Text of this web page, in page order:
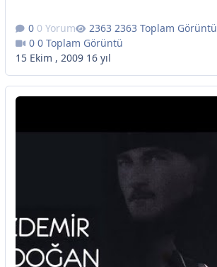
0 Yorum
2363 Toplam Görüntü
0 Toplam Görüntü
15 Ekim , 2009 16 yıl